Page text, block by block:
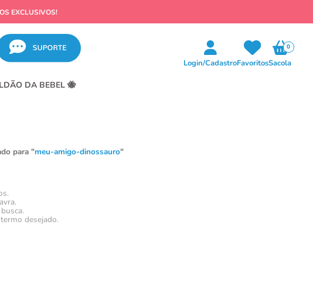
EXCLUSIVOS!
Login/CadastroFavoritos
0
Sacola
DA BEBEL 🐝
para "meu-amigo-dinossauro"
desejado.